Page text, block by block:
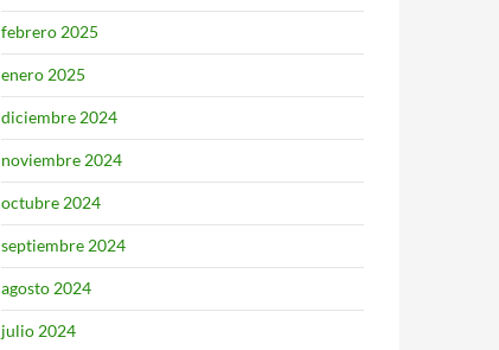
febrero 2025
enero 2025
diciembre 2024
noviembre 2024
octubre 2024
septiembre 2024
agosto 2024
julio 2024